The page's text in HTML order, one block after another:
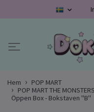
Hem
POP MART
POP MART THE
Öppen Box - Bokstaven "B"